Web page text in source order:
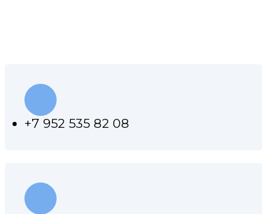
+7 952 535 82 08